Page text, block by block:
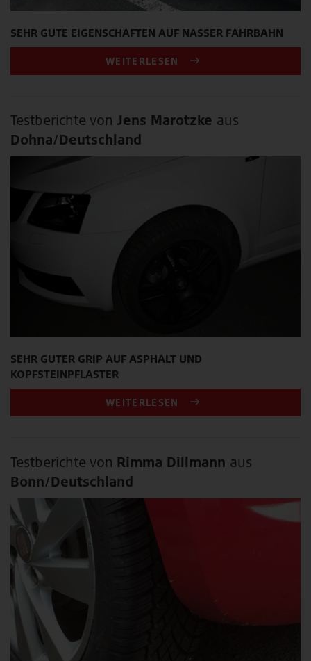
SEHR GUTE EIGENSCHAFTEN AUF NASSER FAHRBAHN
WEITERLESEN
Testberichte von Jens Marotzke aus
Dohna/Deutschland
SEHR GUTER GRIP AUF ASPHALT UND
KOPFSTEINPFLASTER
WEITERLESEN
Testberichte von Rimma Dillmann aus
Bonn/Deutschland